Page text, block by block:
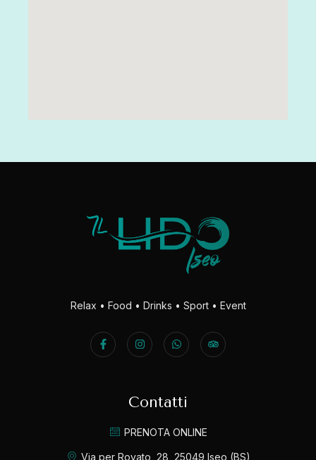
Relax • Food • Drinks • Sport • Event
Contatti
PRENOTA ONLINE
Via per Rovato, 28, 25049 Iseo (BS)